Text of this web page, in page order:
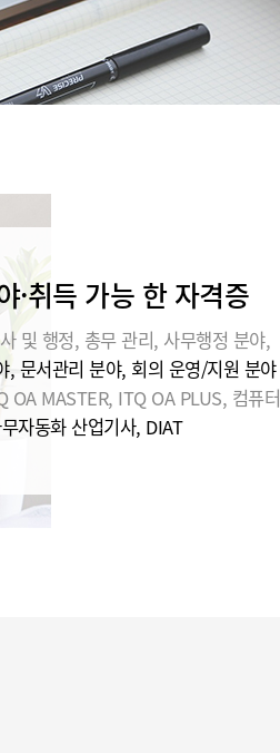
·취득 가능 한 자격증
및 행정, 총무 관리, 사무행정 분야,
, 문서관리 분야, 회의 운영/지원 분야
OA MASTER, ITQ OA PLUS, 컴퓨터
자동화 산업기사, DIAT